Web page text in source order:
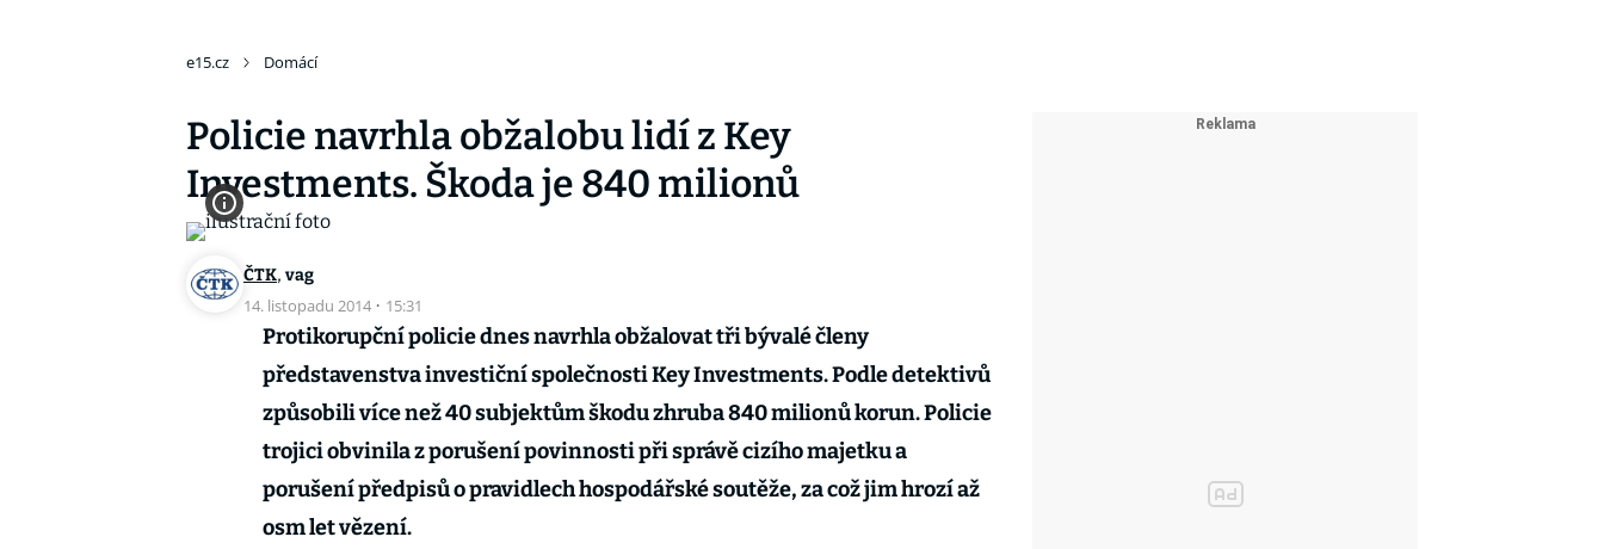
e15.cz Domácí
Policie navrhla obžalobu lidí z Key
Investments. Škoda je 840 milionů
ČTK, vag
14. listopadu 2014 · 15:31
Protikorupční policie dnes navrhla obžalovat tři bývalé členy
představenstva investiční společnosti Key Investments. Podle detektivů
způsobili více než 40 subjektům škodu zhruba 840 milionů korun. Policie
trojici obvinila z porušení povinnosti při správě cizího majetku a
porušení předpisů o pravidlech hospodářské soutěže, za což jim hrozí až
osm let vězení.